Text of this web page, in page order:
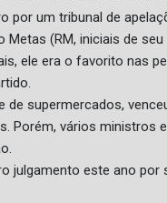
por um tribunal de
Metas (RM, iniciais de
ele era o favorito nas
de supermercados,
Porém, vários ministros
julgamento este ano